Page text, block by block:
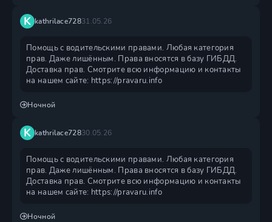
K kathrilace72831.05.26
Помощь с водительскими правами. Любая категория
прав. Даже лишённым. Права вносятся в базу ГИБДД.
Доставка прав. Смотрите всю информацию и контакты
на нашем сайте: https://pravaru.info
Ночной
K kathrilace72830.05.26
Помощь с водительскими правами. Любая категория
прав. Даже лишённым. Права вносятся в базу ГИБДД.
Доставка прав. Смотрите всю информацию и контакты
на нашем сайте: https://pravaru.info
Ночной